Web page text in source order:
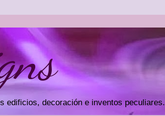
edificios, decoración e inventos peculiares.